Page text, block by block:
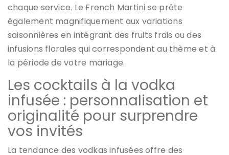
chaque service. Le French Martini se prête
également magnifiquement aux variations
saisonnières en intégrant des fruits frais ou des
infusions florales qui correspondent au thème et à
la période de votre mariage.
Les cocktails à la vodka
infusée : personnalisation et
originalité pour surprendre
vos invités
La tendance des vodkas infusées offre des